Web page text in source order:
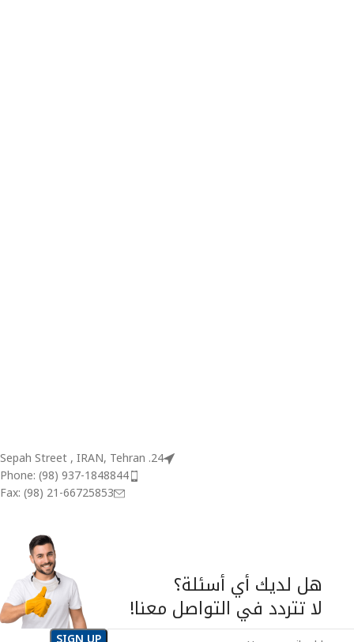
24. Sepah Street , IRAN, Tehran
Phone: (98) 937-1848844
Fax: (98) 21-66725853
هل لديك أي أسئلة؟
لا تتردد في التواصل معنا!